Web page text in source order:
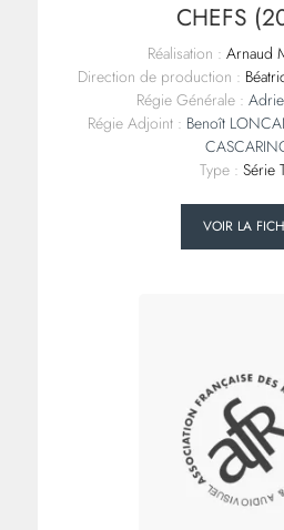
CHEFS
Réalisation : Arnaud
Direction de production :
Régie Générale :
Régie Adjoint : Benoît
Type : Série
VOIR LA